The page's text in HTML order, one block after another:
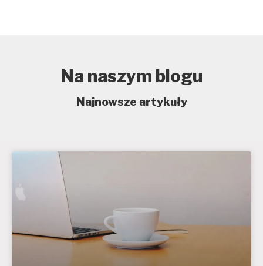
Na naszym blogu
Najnowsze artykuły